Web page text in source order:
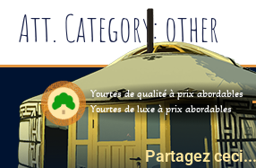
Att. Category: other
Yourtes de qualité à prix abordables
Yourtes de luxe à prix abordables
Partagez ceci...